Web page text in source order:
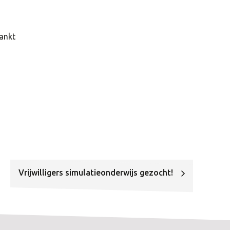
Vrijwilligers simulatieonderwijs gezocht!